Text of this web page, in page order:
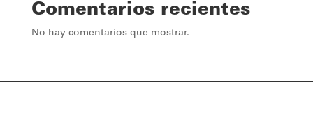
Comentarios recientes
No hay comentarios que mostrar.